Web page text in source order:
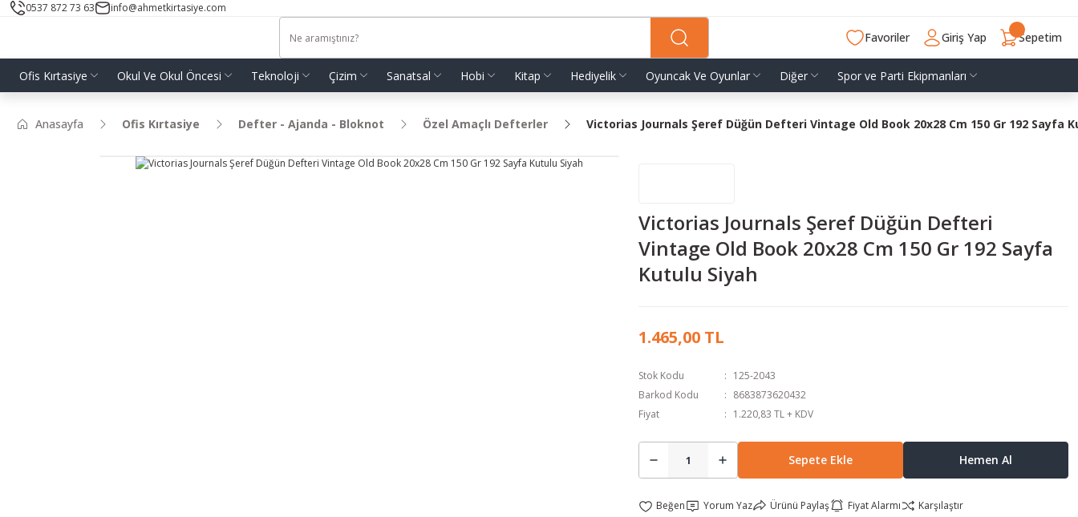
0537 872 73 63 info@ahmetkirtasiye.com
Favoriler Giriş Yap Sepetim
Ofis Kırtasiye Okul Ve Okul Öncesi Teknoloji Çizim Sanatsal Hobi Kitap Hediyelik Oyuncak Ve Oyunlar Diğer Spor ve Parti Ekipmanları
Anasayfa Ofis Kırtasiye Defter - Ajanda - Bloknot Özel Amaçlı Defterler Victorias Journals Şeref Düğün Defteri Vintage Old Book 20x28 Cm 150 Gr 192 Sayfa
Victorias Journals Şeref Düğün Defteri
Vintage Old Book 20x28 Cm 150 Gr 192 Sayfa
Kutulu Siyah
1.465,00 TL
Stok Kodu
125-2043
Barkod Kodu
8683873620432
Fiyat
1.220,83 TL + KDV
Sepete Ekle Hemen Al
Yorum Yaz Ürünü Paylaş Fiyat Alarmı Karşılaştır